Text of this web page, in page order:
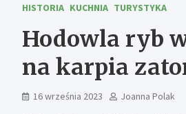
HISTORIA KUCHNIA TURYSTYKA
Hodowla ryb
na karpia
16 września 2023 Joanna Polak